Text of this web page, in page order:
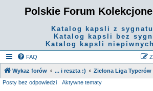
Polskie Forum
Katalog kapsli z
Katalog kapsli bez
Katalog kapsli
FAQ
Wykaz forów ... i reszta :) Zielona Liga Typerów
Posty bez odpowiedzi Aktywne tematy